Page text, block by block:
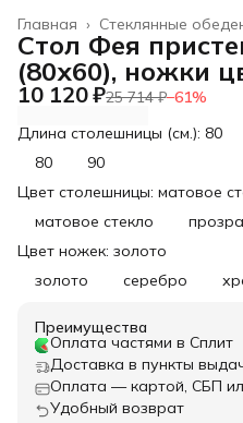
Стеклянные
Главная ›
Стол Фея
(80х60), ножки
10 120 ₽25 714 ₽−61%
Длина столешницы (см.): 80
80
90
Цвет столешницы: матовое
матовое стекло
Цвет ножек: золото
золото
серебро
Преимущества
Оплата частями в Сплит
Доставка в пункты
Оплата — картой, СБП
Удобный возврат